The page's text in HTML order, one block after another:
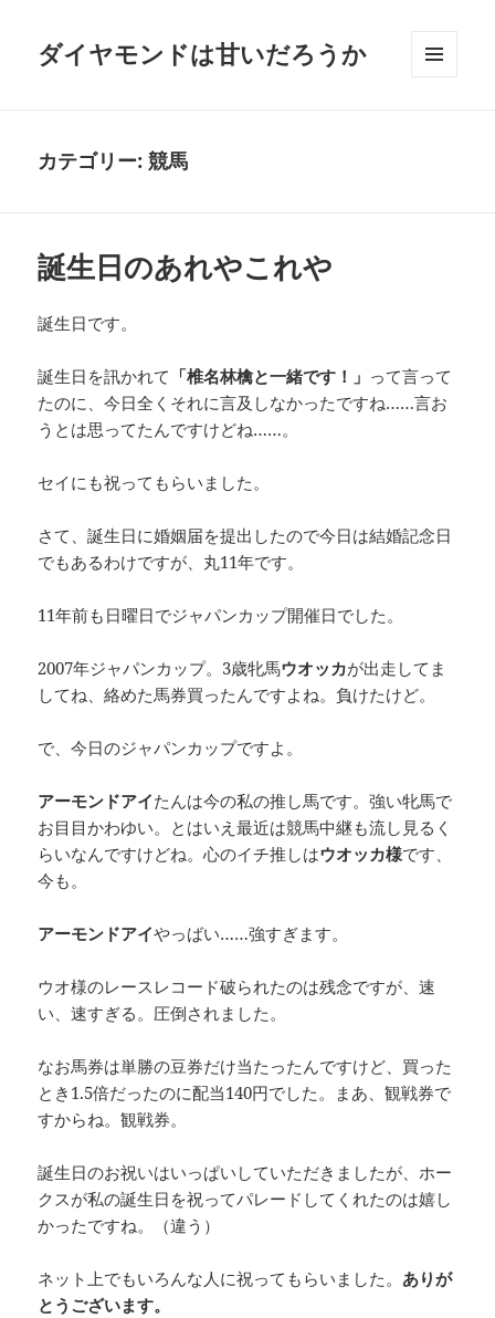
ダイヤモンドは甘いだろうか
カテゴリー:競馬
誕生日のあれやこれや
誕生日です。
誕生日を訊かれて 「椎名林檎と一緒です！」 って言って
たのに、今日全くそれに言及しなかったですね……言お
うとは思ってたんですけどね……。
セイにも祝ってもらいました。
さて、誕生日に婚姻届を提出したので今日は結婚記念日
でもあるわけですが、丸11年です。
11年前も日曜日でジャパンカップ開催日でした。
2007年ジャパンカップ。3歳牝馬ウオッカが出走してま
してね、絡めた馬券買ったんですよね。負けたけど。
で、今日のジャパンカップですよ。
アーモンドアイたんは今の私の推し馬です。強い牝馬で
お目目かわゆい。とはいえ最近は競馬中継も流し見るく
らいなんですけどね。心のイチ推しはウオッカ様です、
今も。
アーモンドアイやっばい……強すぎます。
ウオ様のレースレコード破られたのは残念ですが、速
い、速すぎる。圧倒されました。
なお馬券は単勝の豆券だけ当たったんですけど、買った
とき1.5倍だったのに配当140円でした。まあ、観戦券で
すからね。観戦券。
誕生日のお祝いはいっぱいしていただきましたが、ホー
クスが私の誕生日を祝ってパレードしてくれたのは嬉し
かったですね。（違う）
ネット上でもいろんな人に祝ってもらいました。ありが
とうございます。